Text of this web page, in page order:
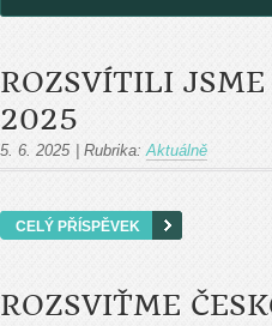
ROZSVÍTILI
2025
5. 6. 2025 Rubrika: Aktuálně
CELÝ PŘÍSPĚVEK
ROZSVIŤME